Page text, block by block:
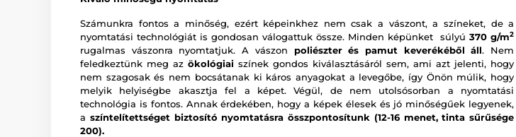
Számunkra fontos a minőség, ezért képeinkhez nem csak a vászont, a színeket, de a
nyomtatási technológiát is gondosan válogattuk össze. Minden képünket súlyú370 g/m2
rugalmas vászonra nyomtatjuk. A vászon poliészter és pamut keverékéből áll. Nem
feledkeztünk meg azökológiai színek gondos kiválasztásáról sem, ami azt jelenti, hogy
nem szagosak és nem bocsátanak ki káros anyagokat a levegőbe, így Önön múlik, hogy
melyik helyiségbe akasztja fel a képet. Végül, de nem utolsósorban a nyomtatási
technológia is fontos. Annak érdekében, hogy a képek élesek és jó minőségűek legyenek,
a színtelítettséget biztosító nyomtatásra összpontosítunk (12-16 menet, tinta sűrűsége
200).